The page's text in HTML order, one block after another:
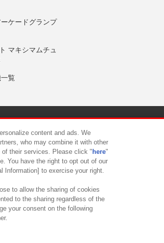
ケードグランプ
マキシマムチュ
覧
カスタマーハラスメント対応方針
content and ads. We
who may combine it with other
their services. Please click " here"
You have the right to opt out of our
Information] to exercise your right.
to allow the sharing of cookies
to the sharing regardless of the
your consent on the following